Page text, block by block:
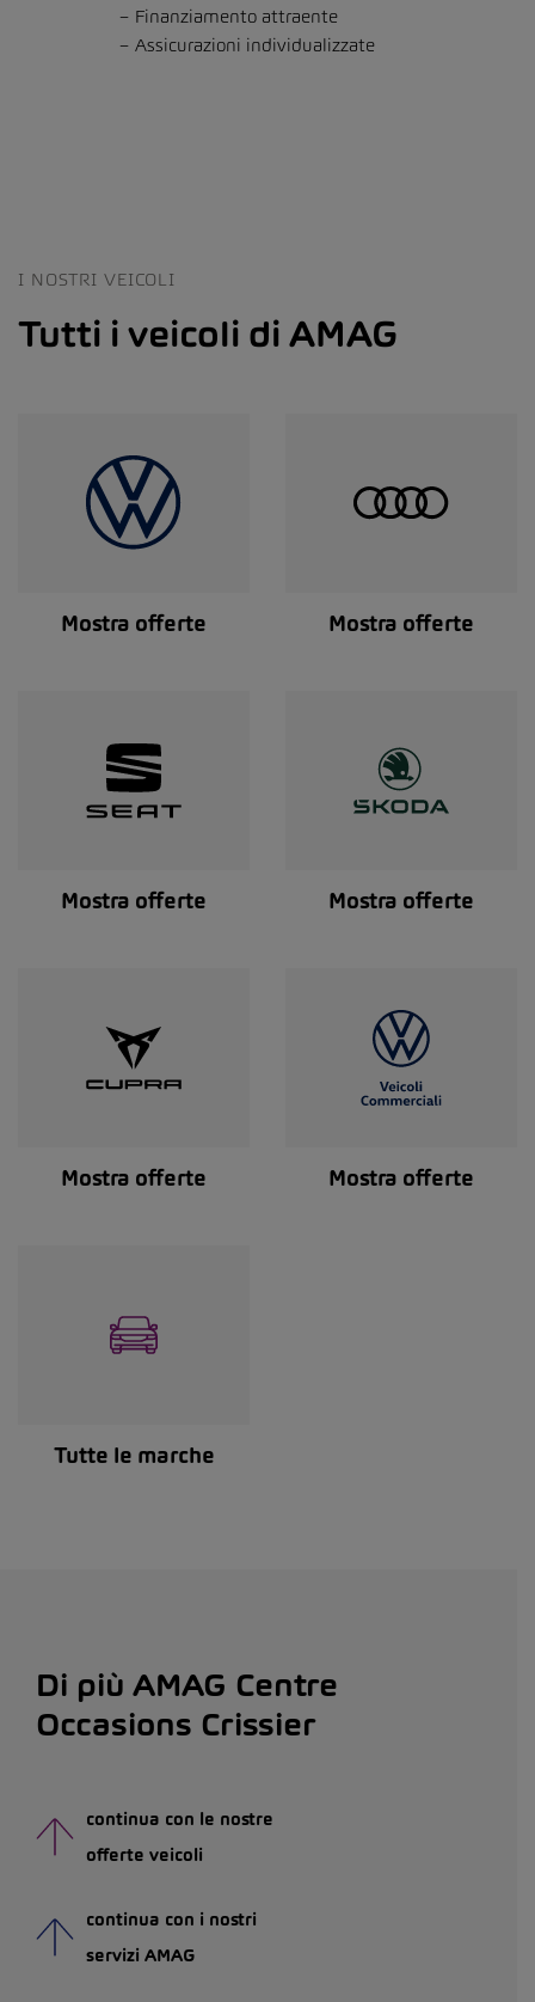
Finanziamento attraente
Assicurazioni individualizzate
I NOSTRI VEICOLI
Tutti i veicoli di AMAG
Mostra offerte Mostra offerte
Mostra offerte Mostra offerte
Mostra offerte Mostra offerte
Tutte le marche
Di più AMAG Centre
Occasions Crissier
continua con le nostre
offerte veicoli
continua con i nostri
servizi AMAG